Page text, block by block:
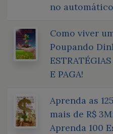
no
Como viver
Poupando
E PAGA!
Aprenda as
mais de R$
Aprenda 100